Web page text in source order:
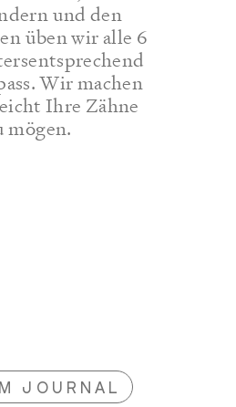
und den
üben wir alle 6
Wir machen
Ihre Zähne
mögen.
JOURNAL